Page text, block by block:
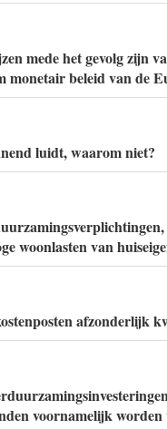
mede het gevolg zijn
beleid van de
luidt, waarom niet?
woonlasten van
afzonderlijk
voornamelijk